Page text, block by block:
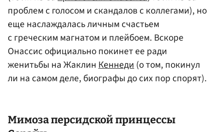
проблем с голосом и скандалов с коллегами), но
еще наслаждалась личным счастьем
с греческим магнатом и плейбоем. Вскоре
Онассис официально покинет ее ради
женитьбы на ЖаклинКеннеди(о том, покинул
ли на самом деле, биографы до сих пор спорят).
Мимоза персидской принцессы